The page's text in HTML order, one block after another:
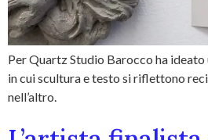
Per Quartz Studio Barocco ha
in cui scultura e testo si riflettono
nell’altro.